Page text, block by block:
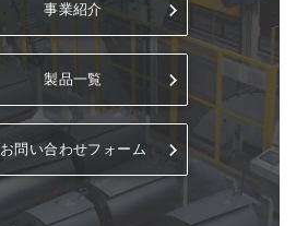
事業紹介
製品一覧
お問い合わせフォーム